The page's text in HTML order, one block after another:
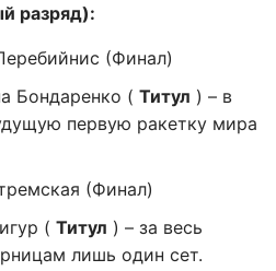
разряд):
(Финал)
Бондаренко ( Титул ) – в
первую ракетку мира
(Финал)
( Титул ) – за весь
лишь один сет.